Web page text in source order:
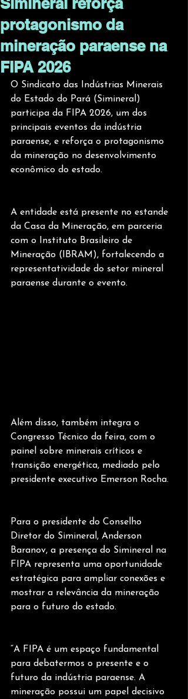
protagonismo da
mineração paraense na
FIPA 2026
O Sindicato das Indústrias Minerais
do Estado do Pará (Simineral)
participa da FIPA 2026, um dos
principais eventos da indústria
paraense, e reforça o protagonismo
da mineração no desenvolvimento
econômico do estado.
A entidade está presente no estande
da Casa da Mineração, em parceria
com o Instituto Brasileiro de
Mineração (IBRAM), fortalecendo a
representatividade do setor mineral
paraense durante o evento.
Além disso, também integra o
Congresso Técnico da feira, com o
painel sobre minerais críticos e
transição energética, mediado pelo
presidente executivo Emerson Rocha.
Para o presidente do Conselho
Diretor do Simineral, Anderson
Baranov, a presença do Simineral na
FIPA representa uma oportunidade
estratégica para ampliar conexões e
mostrar a relevância da mineração
para o futuro do estado.
“A FIPA é um espaço fundamental
para debatermos o presente e o
futuro da indústria paraense. A
mineração possui um papel decisivo